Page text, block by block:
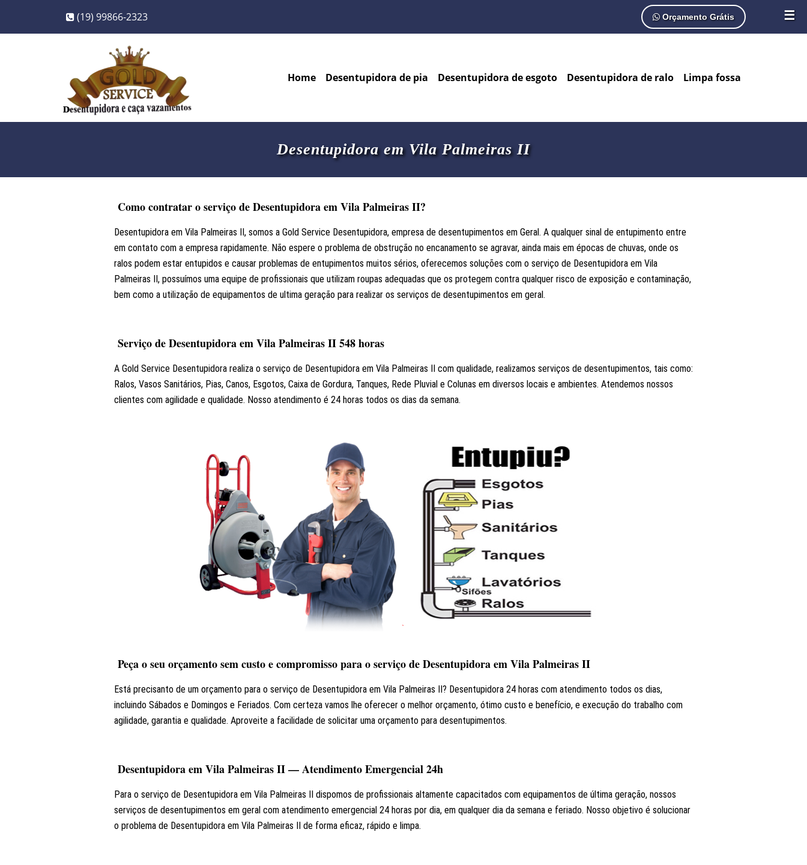
☰
(19) 99866-2323 Orçamento Grátis
Home Desentupidora de pia Desentupidora de esgoto Desentupidora de ralo Limpa fossa
Desentupidora em Vila Palmeiras II
Como contratar o serviço de Desentupidora em Vila Palmeiras II?
Desentupidora em Vila Palmeiras II, somos a Gold Service Desentupidora, empresa de desentupimentos em Geral. A qualquer sinal de entupimento entre
em contato com a empresa rapidamente. Não espere o problema de obstrução no encanamento se agravar, ainda mais em épocas de chuvas, onde os
ralos podem estar entupidos e causar problemas de entupimentos muitos sérios, oferecemos soluções com o serviço de Desentupidora em Vila
Palmeiras II, possuímos uma equipe de profissionais que utilizam roupas adequadas que os protegem contra qualquer risco de exposição e contaminação,
bem como a utilização de equipamentos de ultima geração para realizar os serviços de desentupimentos em geral.
Serviço de Desentupidora em Vila Palmeiras II 548 horas
A Gold Service Desentupidora realiza o serviço de Desentupidora em Vila Palmeiras II com qualidade, realizamos serviços de desentupimentos, tais como:
Ralos, Vasos Sanitários, Pias, Canos, Esgotos, Caixa de Gordura, Tanques, Rede Pluvial e Colunas em diversos locais e ambientes. Atendemos nossos
clientes com agilidade e qualidade. Nosso atendimento é 24 horas todos os dias da semana.
Peça o seu orçamento sem custo e compromisso para o serviço de Desentupidora em Vila Palmeiras II
Está precisanto de um orçamento para o serviço de Desentupidora em Vila Palmeiras II? Desentupidora 24 horas com atendimento todos os dias,
incluindo Sábados e Domingos e Feriados. Com certeza vamos lhe oferecer o melhor orçamento, ótimo custo e benefício, e execução do trabalho com
agilidade, garantia e qualidade. Aproveite a facilidade de solicitar uma orçamento para desentupimentos.
Desentupidora em Vila Palmeiras II — Atendimento Emergencial 24h
Para o serviço de Desentupidora em Vila Palmeiras II dispomos de profissionais altamente capacitados com equipamentos de última geração, nossos
serviços de desentupimentos em geral com atendimento emergencial 24 horas por dia, em qualquer dia da semana e feriado. Nosso objetivo é solucionar
o problema de Desentupidora em Vila Palmeiras II de forma eficaz, rápido e limpa.